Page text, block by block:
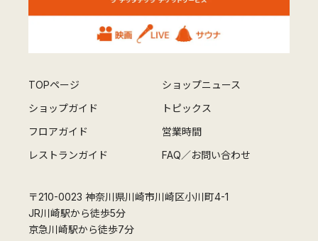
TOPページ
ショップニュース
ショップガイド
トピックス
フロアガイド
営業時間
レストランガイド
FAQ／お問い合わせ
〒210-0023 神奈川県川崎市川崎区小川町4-1
JR川崎駅から徒歩5分
京急川崎駅から徒歩7分